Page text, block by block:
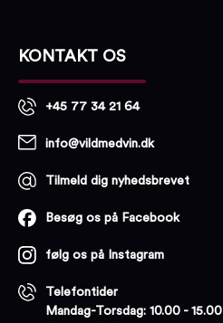
KONTAKT OS
+45 77 34 21 64
info@vildmedvin.dk
Tilmeld dig nyhedsbrevet
Besøg os på Facebook
følg os på Instagram
Telefontider
Mandag-Torsdag: 10.00 - 15.00